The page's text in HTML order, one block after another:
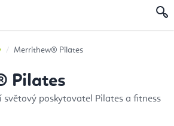
Merrithew® Pilates
Pilates
poskytovatel Pilates a fitness